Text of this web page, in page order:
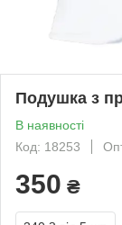
Подушка з
В наявності
Код: 18253
350 ₴